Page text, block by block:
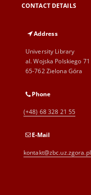
CONTACT DETAILS
Address
University Library
al. Wojska Polskiego 71
65-762 Zielona Góra
Phone
(+48) 68 328 21 55
E-Mail
kontakt@zbc.uz.zgora.pl